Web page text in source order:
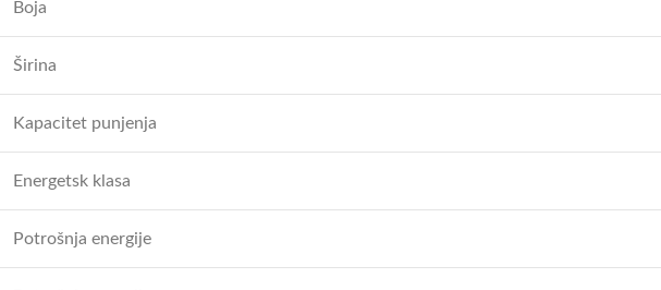
Boja
Širina
Kapacitet punjenja
Energetsk klasa
Potrošnja energije